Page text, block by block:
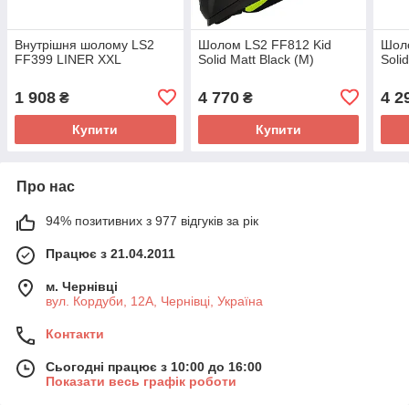
Внутрішня шолому LS2
FF399 LINER XXL
1 908 ₴
Купити
Шолом LS2 FF812 Kid
Solid Matt Black (M)
4 770₴
Купити
4
Про нас
94% позитивних з 977 відгуків за рік
Працює з 21.04.2011
м. Чернівці
вул. Кордуби, 12А, Чернівці, Україна
Контакти
Сьогодні працює з 10:00 до 16:00
Показати весь графік роботи